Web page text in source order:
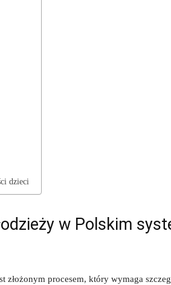
dzieci
w Polskim
złożonym procesem, który wymaga